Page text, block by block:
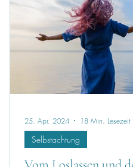
Selbstachtung
25. Apr. 2024 18 Min. Lesezeit